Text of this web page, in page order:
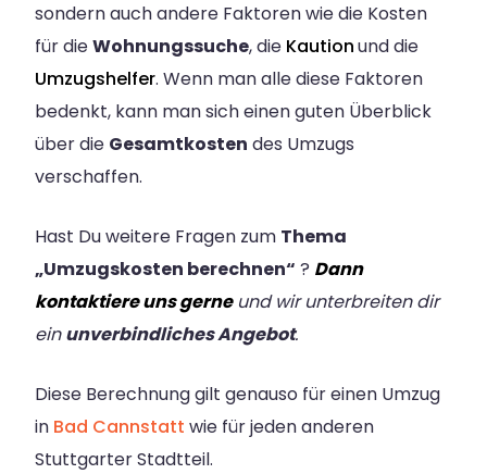
sondern auch andere Faktoren wie die Kosten
für dieWohnungssuche, die Kautionund die
Umzugshelfer. Wenn man alle diese Faktoren
bedenkt, kann man sich einen guten Überblick
über die Gesamtkosten des Umzugs
verschaffen.
Hast Du weitere Fragen zum Thema
„Umzugskosten berechnen“ ? Dann
kontaktiere uns gerne und wir unterbreiten dir
einunverbindliches Angebot.
Diese Berechnung gilt genauso für einen Umzug
in Bad Cannstatt wie für jeden anderen
Stuttgarter Stadtteil.